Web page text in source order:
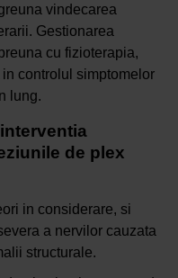
vindecarea
Gestionarea
cu fizioterapia,
controlul simptomelor
lung.
de plex
in considerare, si
a nervilor cauzata
structurale.